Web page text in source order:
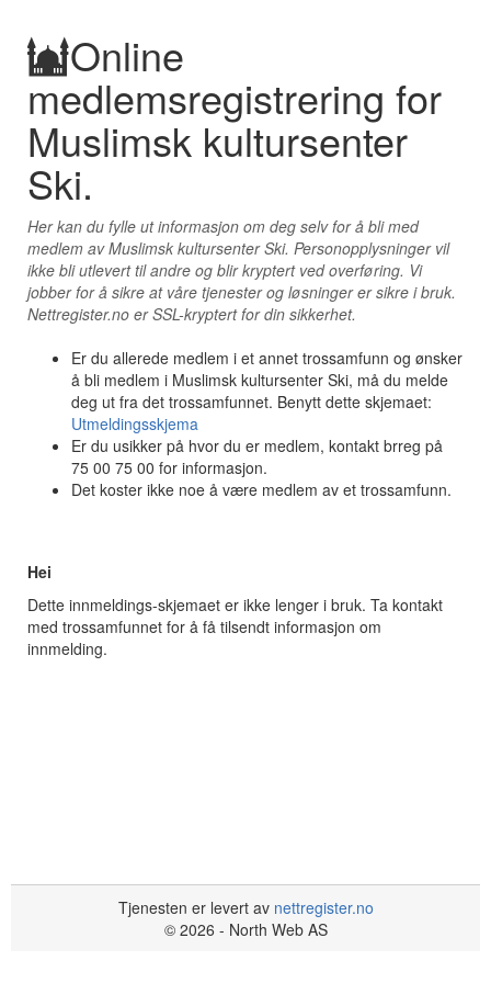
Online
medlemsregistrering for
Muslimsk kultursenter
Ski.
Her kan du fylle ut informasjon om deg selv for å bli med
medlem av Muslimsk kultursenter Ski. Personopplysninger vil
ikke bli utlevert til andre og blir kryptert ved overføring. Vi
jobber for å sikre at våre tjenester og løsninger er sikre i bruk.
Nettregister.no er SSL-kryptert for din sikkerhet.
Er du allerede medlem i et annet trossamfunn og ønsker
å bli medlem i Muslimsk kultursenter Ski, må du melde
deg ut fra det trossamfunnet. Benytt dette skjemaet:
Utmeldingsskjema
Er du usikker på hvor du er medlem, kontakt brreg på
75 00 75 00 for informasjon.
Det koster ikke noe å være medlem av et trossamfunn.
Hei
Dette innmeldings-skjemaet er ikke lenger i bruk. Ta kontakt
med trossamfunnet for å få tilsendt informasjon om
innmelding.
Tjenesten er levert av nettregister.no
© 2026 - North Web AS